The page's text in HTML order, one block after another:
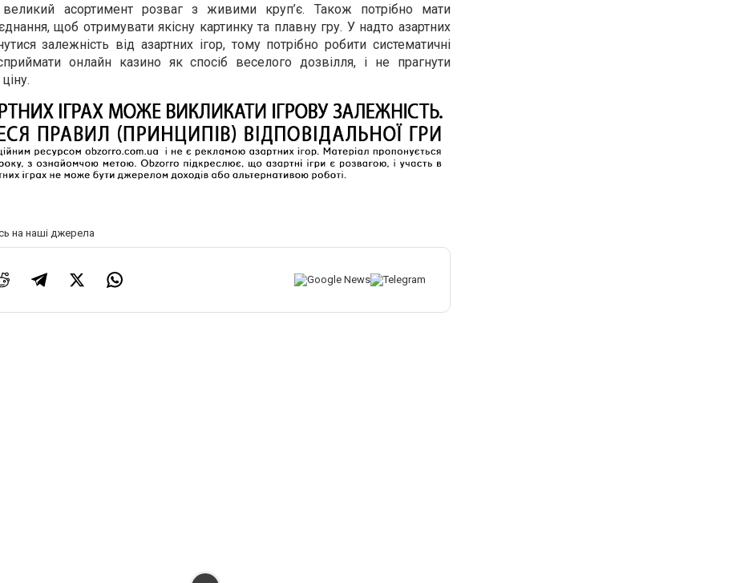
асортимент розваг з живими круп’є. Також потрібно мати
щоб отримувати якісну картинку та плавну гру. У надто азартних
залежність від азартних ігор, тому потрібно робити систематичні
онлайн казино як спосіб веселого дозвілля, і не прагнути
на наші джерела